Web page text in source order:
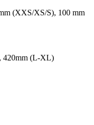
(XXS/XS/S), 100 mm
420mm (L-XL)